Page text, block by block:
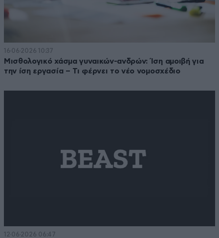
16·06·2026 10:37
Μισθολογικό χάσμα γυναικών-ανδρών: Ίση αμοιβή για
την ίση εργασία – Τι φέρνει το νέο νομοσχέδιο
12·06·2026 06:47